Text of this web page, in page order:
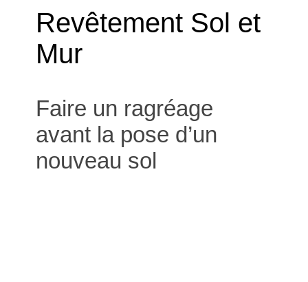
Revêtement Sol et
Mur
Faire un ragréage
avant la pose d’un
nouveau sol